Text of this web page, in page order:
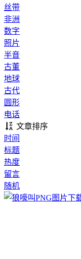
丝带
非洲
数字
照片
半音
古董
地球
古代
圆形
电话
文章排序
时间
标题
热度
留言
随机